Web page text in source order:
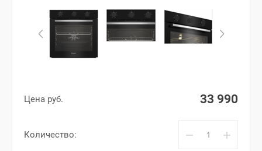
Цена руб. 33 990
Количество: − +